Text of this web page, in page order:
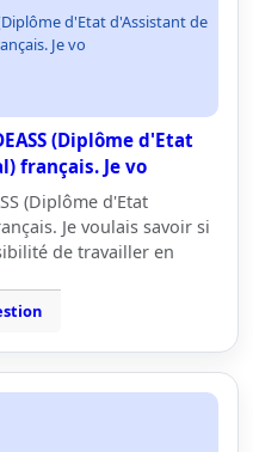
d'Etat d'Assistant de
Je vo
(Diplôme d'Etat
français. Je vo
(Diplôme d'Etat
Je voulais savoir si
de travailler en